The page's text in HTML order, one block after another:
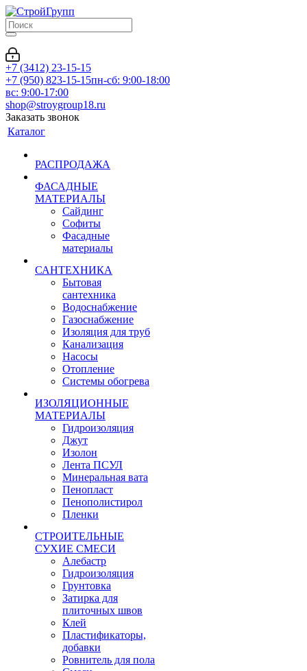
+7 (3412) 23-15-15
+7 (950) 823-15-15пн-сб: 9:00-18:00
вс: 9:00-17:00
shop@stroygroup18.ru
Заказать звонок
Каталог
РАСПРОДАЖА
ФАСАДНЫЕ
МАТЕРИАЛЫ
Сайдинг
Софиты
Фасадные
материалы
САНТЕХНИКА
Бытовая
сантехника
Водоснабжение
Газоснабжение
Изоляция для труб
Канализация
Насосы
Отопление
Системы обогрева
ИЗОЛЯЦИОННЫЕ
МАТЕРИАЛЫ
Гидроизоляция
Джут
Изолон
Лента ПСУЛ
Минеральная вата
Пенопласт
Пенополистирол
Пленки
СТРОИТЕЛЬНЫЕ
СУХИЕ СМЕСИ
Алебастр
Гидроизоляция
Грунтовка
Затирка для
плиточных швов
Клей
Пластификаторы,
добавки
Ровнитель для пола